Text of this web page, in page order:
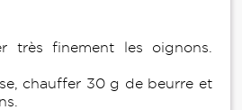
très finement les oignons.
chauffer 30 g de beurre et